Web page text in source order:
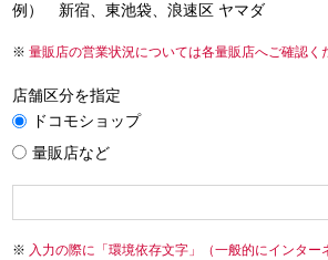
例） 新宿、東池袋、浪速区 ヤマダ
量販店の営業状況については各量販店へご確認く
店舗区分を指定
ドコモショップ
量販店など
入力の際に「環境依存文字」（一般的にインタ